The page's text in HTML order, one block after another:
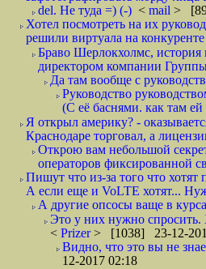
del. Не туда =) (-) < mail >
Хотел посмотреть на их
решили виртуала на
Браво Шерлокхолмс,
директором компании
Да там вообще с
Руководство
(С её баснями. как там
Я открыл америку? -
Краснодаре торговал, а
Открою вам небольшой
операторов фиксированной
Пишут что из-за того что хотят
А если еще и VoLTE хотят...
А другие опсосы ваще в
Это у них нужно спросить.
< Prizer> [1038] 23-12-
Видно, что это вы не
12-2017 02:18